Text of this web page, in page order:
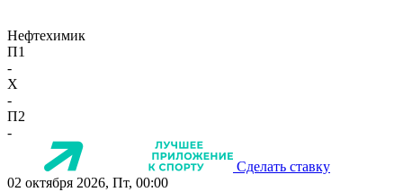
Нефтехимик
П1
-
X
-
П2
-
Сделать ставку
02 октября 2026, Пт, 00:00